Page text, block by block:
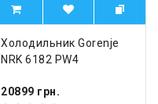
Холодильник Gorenje
NRK 6182 PW4
20899 грн.